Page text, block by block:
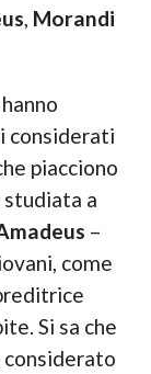
, Morandi
considerati
piacciono
a
–
come
Si sa che
considerato